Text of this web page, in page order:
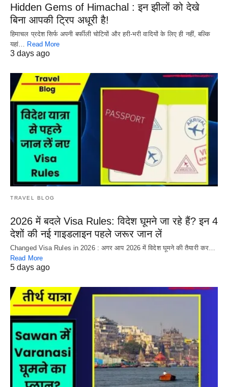
Hidden Gems of Himachal : इन झीलों को देखे
बिना आपकी ट्रिप अधूरी है!
हिमाचल प्रदेश सिर्फ अपनी बर्फीली चोटियों और हरी-भरी वादियों के लिए ही नहीं, बल्कि
यहां… Read More
3 days ago
TRAVEL BLOG
2026 में बदले Visa Rules: विदेश घूमने जा रहे हैं? इन 4
देशों की नई गाइडलाइन पहले जरूर जान लें
Changed Visa Rules in 2026 : अगर आप 2026 में विदेश घूमने की तैयारी कर…
Read More
5 days ago